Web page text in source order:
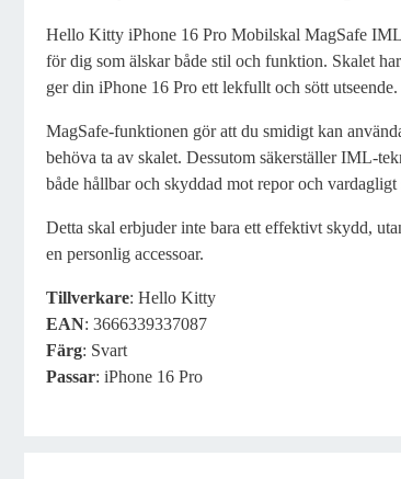
Hello Kitty iPhone 16 Pro Mobilskal MagSafe
för dig som älskar både stil och funktion. Skalet
ger din iPhone 16 Pro ett lekfullt och sött
MagSafe-funktionen gör att du smidigt kan
behöva ta av skalet. Dessutom säkerställer IML-
både hållbar och skyddad mot repor och vardagligt
Detta skal erbjuder inte bara ett effektivt skydd,
en personlig accessoar.
Tillverkare: Hello Kitty
EAN: 3666339337087
Färg: Svart
Passar: iPhone 16 Pro